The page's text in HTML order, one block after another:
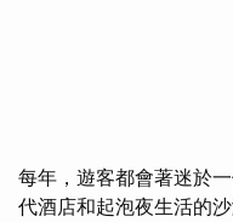
每年，遊客都會著迷於
代酒店和起泡夜生活的沙